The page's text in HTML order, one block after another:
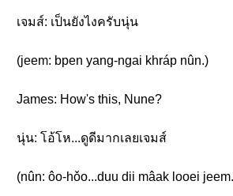
เจมส์: เป็นยังไงครับนุ่น
(jeem: bpen yang-ngai khráp nûn.)
James: How's this, Nune?
นุ่น: โอ้โห...ดูดีมากเลยเจมส์
(nûn: ôo-hǒo...duu dii mâak looei